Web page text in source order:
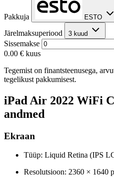
Pakkuja ESTO
Järelmaksuperiood 3 kuud
Sissemakse
0.00 € kuus
Tegemist on finantsteenusega,
tegelikust pakkumisest.
iPad Air 2022 WiFi
andmed
Ekraan
Tüüp: Liquid Retina (IPS
Resolutsioon: 2360 × 1640